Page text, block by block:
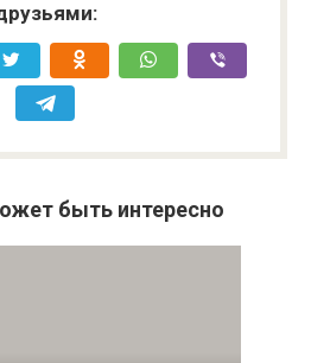
быть интересно